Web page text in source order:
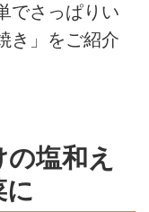
でさっぱりい
き」をご紹介
塩和え
に